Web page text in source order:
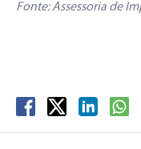
Fonte: Assessoria de